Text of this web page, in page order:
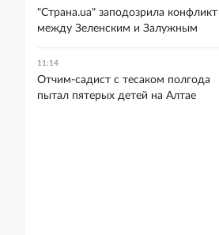
"Страна.ua" заподозрила конфликт
между Зеленским и Залужным
11:14
Отчим-садист с тесаком полгода
пытал пятерых детей на Алтае